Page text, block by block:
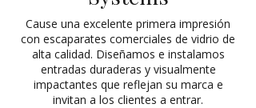
Cause una excelente primera impresión
con escaparates comerciales de vidrio de
alta calidad. Diseñamos e instalamos
entradas duraderas y visualmente
impactantes que reflejan su marca e
invitan a los clientes a entrar.